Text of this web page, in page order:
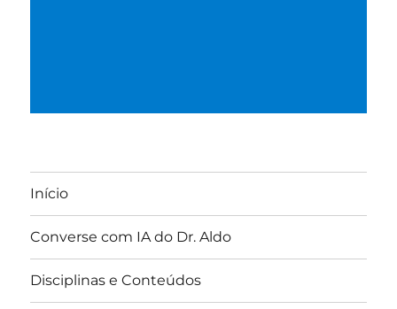
Início
Converse com IA do Dr. Aldo
Disciplinas e Conteúdos